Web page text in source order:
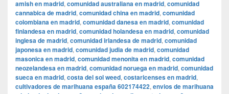
amish en madrid, comunidad australiana en madrid, comunidad
cannabica de madrid, comunidad china en madrid, comunidad
colombiana en madrid, comunidad danesa en madrid, comunidad
finlandesa en madrid, comunidad holandesa en madrid, comunidad
inglesa de madrid, comunidad irlandesa de madrid, comunidad
japonesa en madrid, comunidad judia de madrid, comunidad
masonica en madrid, comunidad menonita en madrid, comunidad
neozelandesa en madrid, comunidad noruega en madrid, comunidad
sueca en madrid, costa del sol weed, costaricenses en madrid,
cultivadores de marihuana españa 602174422, envios de marihuana